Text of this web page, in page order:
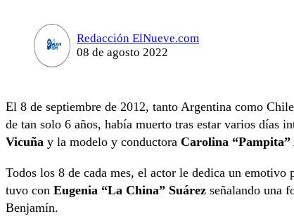
Redacción ElNueve.com
08 de agosto 2022
El 8 de septiembre de 2012, tanto Argentina como
de tan solo 6 años, había muerto tras estar varios días
Vicuña y la modelo y conductora Carolina
Todos los 8 de cada mes, el actor le dedica un
tuvo con Eugenia “La China” Suárez señalando una
Benjamín.